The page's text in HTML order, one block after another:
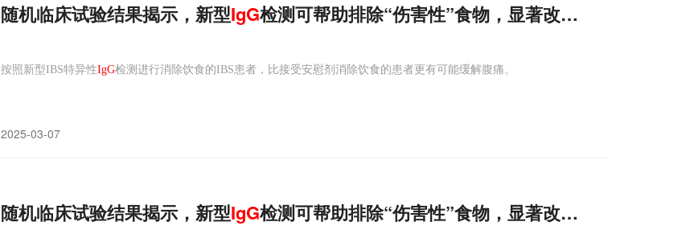
随机临床试验结果揭示，新型IgG检测可帮助排除“伤害性”食物，显著改善腹痛症状
按照新型IBS特异性IgG检测进行消除饮食的IBS患者，比接受安慰剂消除饮食的患者更有可能缓解腹痛。
2025-03-07
随机临床试验结果揭示，新型IgG检测可帮助排除“伤害性”食物，显著改善腹痛症状